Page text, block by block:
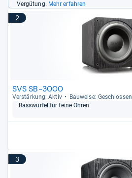
Vergütung. Mehr erfahren
2
SVS SB-3000
Ver­stär­kung: Aktiv Bau­weise: Geschlos­sen
Bass­wür­fel für feine Ohren
3